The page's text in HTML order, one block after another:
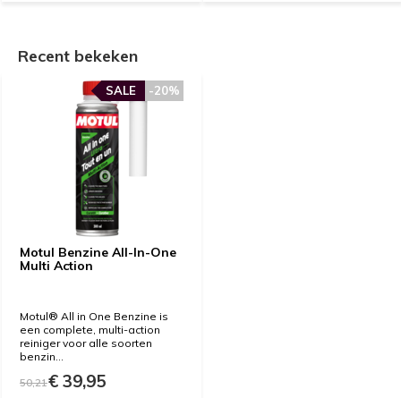
Recent bekeken
Motul Benzine All-In-One
Multi Action
-20%
SALE
Motul® All in One Benzine is
een complete, multi-action
reiniger voor alle soorten
benzin...
50,21€ 39,95